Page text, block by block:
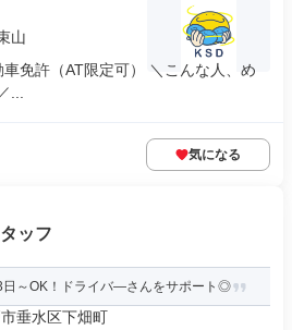
山
免許（AT限定可） ＼こんな人、め
...
気になる
ッフ
日～OK！ドライバ―さんをサポート◎
垂水区下畑町